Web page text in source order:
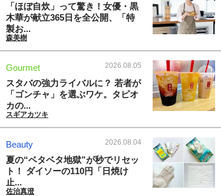
「ほぼ自炊」って驚き！女優・黒
木華が献立365日を全公開、「特
製お...
森美樹
Gourmet 2026.08.05
スタバの強力ライバルに？ 若者が
「ゴンチャ」を選ぶワケ。タピオ
カの...
スギアカツキ
Beauty 2026.08.04
夏の“ベタベタ地獄”が秒でリセッ
ト！ ダイソーの110円「日焼け
止...
佐治真澄